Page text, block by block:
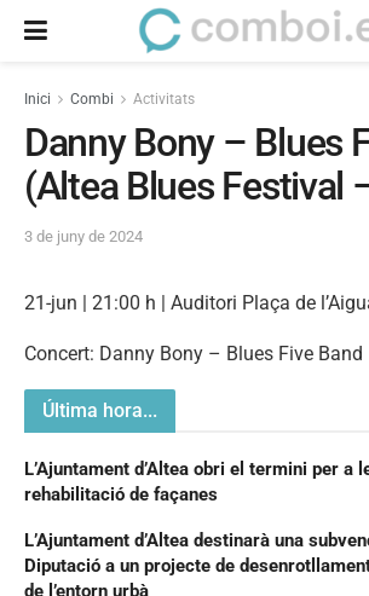
Inici Combi Activitats
Danny Bony – Blues
(Altea Blues Festival
3 de juny de 2024
21-jun | 21:00 h | Auditori Plaça de
Concert: Danny Bony – Blues Five Band
Última hora...
L’Ajuntament d’Altea obri el termini per a
rehabilitació de façanes
L’Ajuntament d’Altea destinarà una
Diputació a un projecte de
de l’entorn urbà